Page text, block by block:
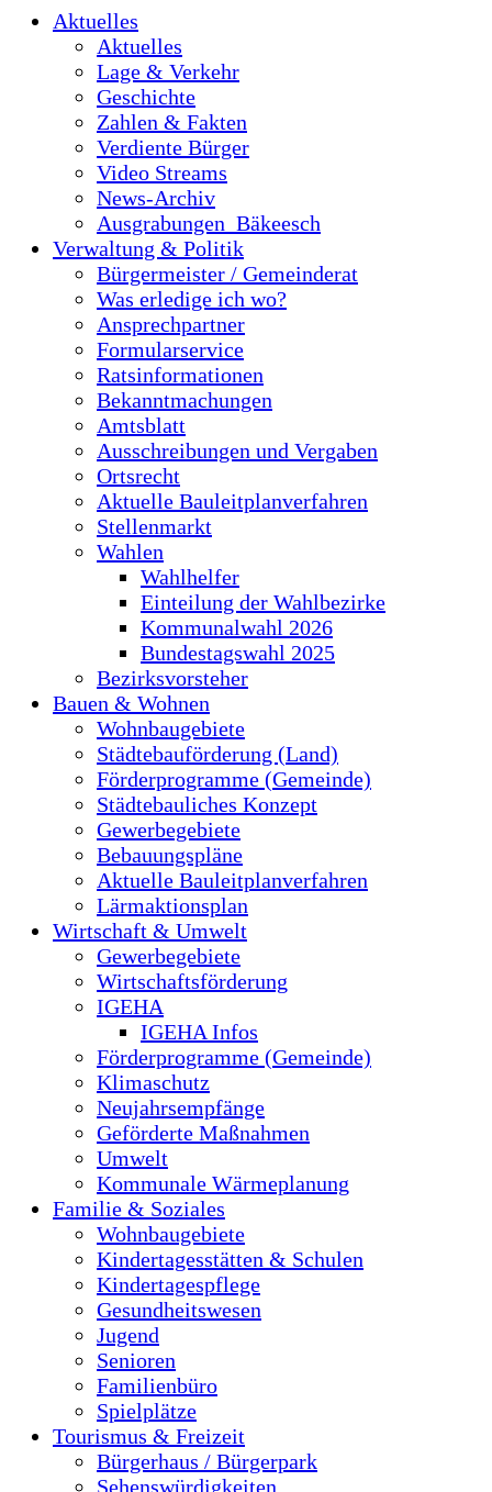
Aktuelles
Aktuelles
Lage & Verkehr
Geschichte
Zahlen & Fakten
Verdiente Bürger
Video Streams
News-Archiv
Ausgrabungen_Bäkeesch
Verwaltung & Politik
Bürgermeister / Gemeinderat
Was erledige ich wo?
Ansprechpartner
Formularservice
Ratsinformationen
Bekanntmachungen
Amtsblatt
Ausschreibungen und Vergaben
Ortsrecht
Aktuelle Bauleitplanverfahren
Stellenmarkt
Wahlen
Wahlhelfer
Einteilung der Wahlbezirke
Kommunalwahl 2026
Bundestagswahl 2025
Bezirksvorsteher
Bauen & Wohnen
Wohnbaugebiete
Städtebauförderung (Land)
Förderprogramme (Gemeinde)
Städtebauliches Konzept
Gewerbegebiete
Bebauungspläne
Aktuelle Bauleitplanverfahren
Lärmaktionsplan
Wirtschaft & Umwelt
Gewerbegebiete
Wirtschaftsförderung
IGEHA
IGEHA Infos
Förderprogramme (Gemeinde)
Klimaschutz
Neujahrsempfänge
Geförderte Maßnahmen
Umwelt
Kommunale Wärmeplanung
Familie & Soziales
Wohnbaugebiete
Kindertagesstätten & Schulen
Kindertagespflege
Gesundheitswesen
Jugend
Senioren
Familienbüro
Spielplätze
Tourismus & Freizeit
Bürgerhaus / Bürgerpark
Sehenswürdigkeiten